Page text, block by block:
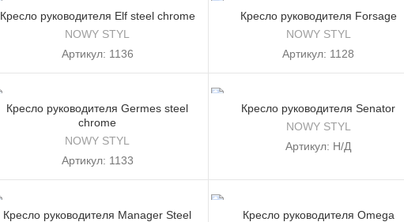
Кресло руководителя Elf steel chrome
NOWY STYL
Артикул: 1136
Кресло руководителя Forsage
NOWY STYL
Артикул: 1128
Кресло руководителя Germes steel
chrome
NOWY STYL
Артикул: 1133
Кресло руководителя Senator
NOWY STYL
Артикул: Н/Д
Кресло руководителя Manager Steel
Кресло руководителя Omega